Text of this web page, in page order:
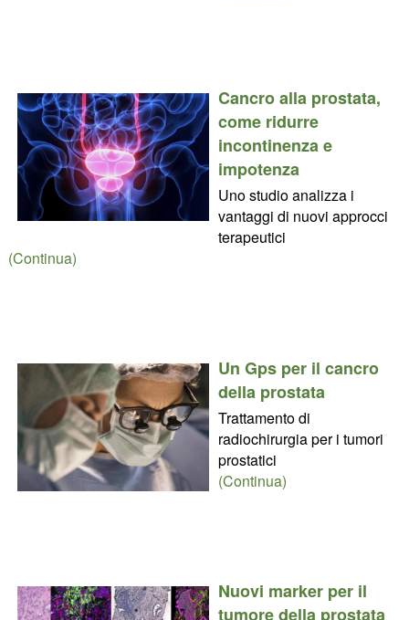
Cancro alla prostata,
come ridurre
incontinenza e
impotenza
Uno studio analizza i
vantaggi di nuovi approcci
terapeutici
(Continua)
Un Gps per il cancro
della prostata
Trattamento di
radiochirurgia per i tumori
prostatici
(Continua)
Nuovi marker per il
tumore della prostata